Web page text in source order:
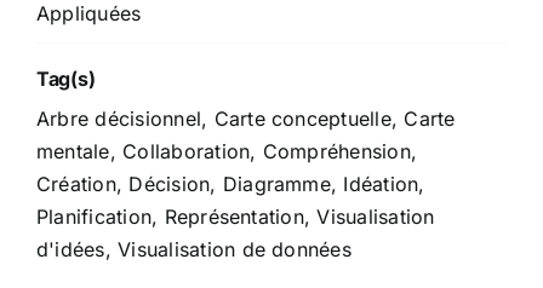
Appliquées
Tag(s)
Arbre décisionnel, Carte conceptuelle, Carte
mentale, Collaboration, Compréhension,
Création, Décision, Diagramme, Idéation,
Planification, Représentation,Visualisation
d'idées,Visualisation de données